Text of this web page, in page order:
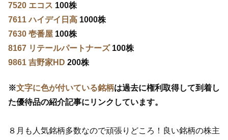
7520 エコス 100株
7611 ハイデイ日高 1000株
7630 壱番屋 100株
8167 リテールパートナーズ100株
9861 吉野家HD 200株
※文字に色が付いている銘柄は過去に権利取得して到着し
た優待品の紹介記事にリンクしています。
８月も人気銘柄多数なので頑張りどころ！良い銘柄の株主